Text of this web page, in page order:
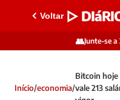
Voltar ▷
👥Junte-se
Início/economia/
Bitcoin hoje
vale 213